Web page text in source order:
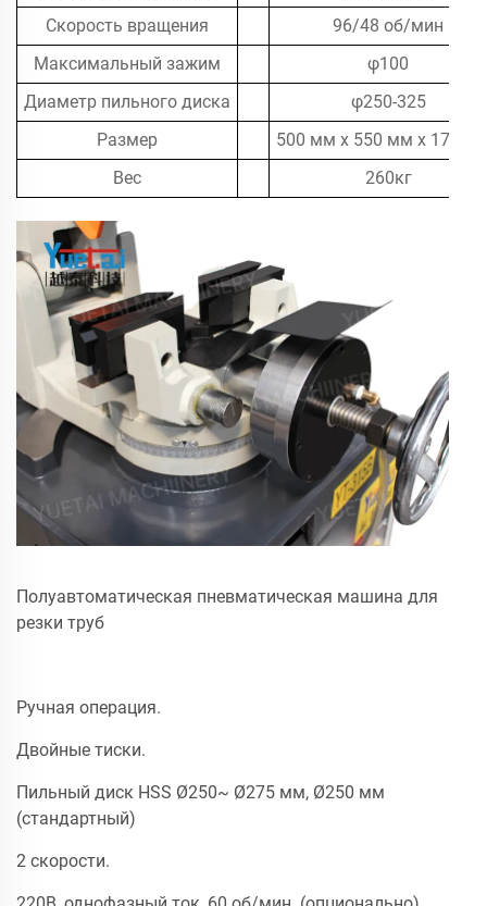
Скорость вращения
96/48 об/мин
Максимальный зажим
φ100
Диаметр пильного диска
φ250-325
Размер
500 мм x 550 мм x 1700
Вес
260кг
Полуавтоматическая пневматическая машина для
резки труб
Ручная операция.
Двойные тиски.
Пильный диск HSS Ø250~ Ø275 мм, Ø250 мм
(стандартный)
2 скорости.